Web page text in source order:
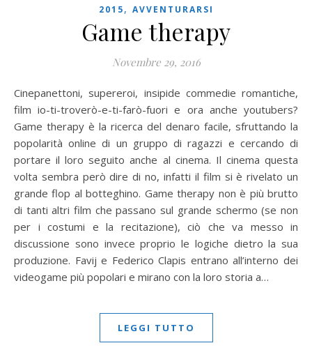
2015, AVVENTURARSI
Game therapy
Novembre 29, 2016
Cinepanettoni, supereroi, insipide commedie romantiche,
film io-ti-troverò-e-ti-farò-fuori e ora anche youtubers?
Game therapy è la ricerca del denaro facile, sfruttando la
popolarità online di un gruppo di ragazzi e cercando di
portare il loro seguito anche al cinema. Il cinema questa
volta sembra però dire di no, infatti il film si è rivelato un
grande flop al botteghino. Game therapy non è più brutto
di tanti altri film che passano sul grande schermo (se non
per i costumi e la recitazione), ciò che va messo in
discussione sono invece proprio le logiche dietro la sua
produzione. Favij e Federico Clapis entrano all’interno dei
videogame più popolari e mirano con la loro storia a…
LEGGI TUTTO